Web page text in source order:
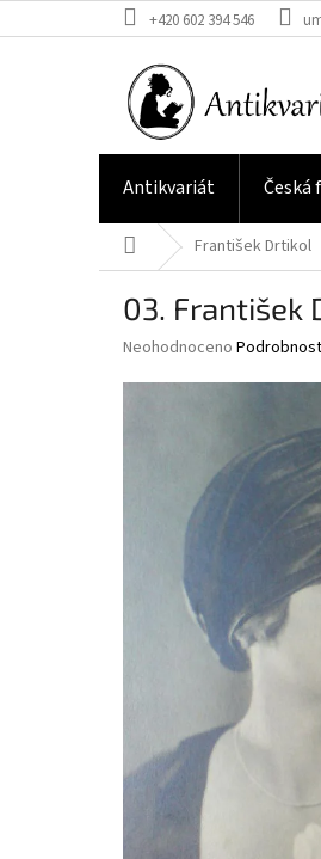
na
+420 602 394 546
Antikvariát
Domů František Drtikol
03. František
Průměrné
hvězdiček.
Neohodnoceno